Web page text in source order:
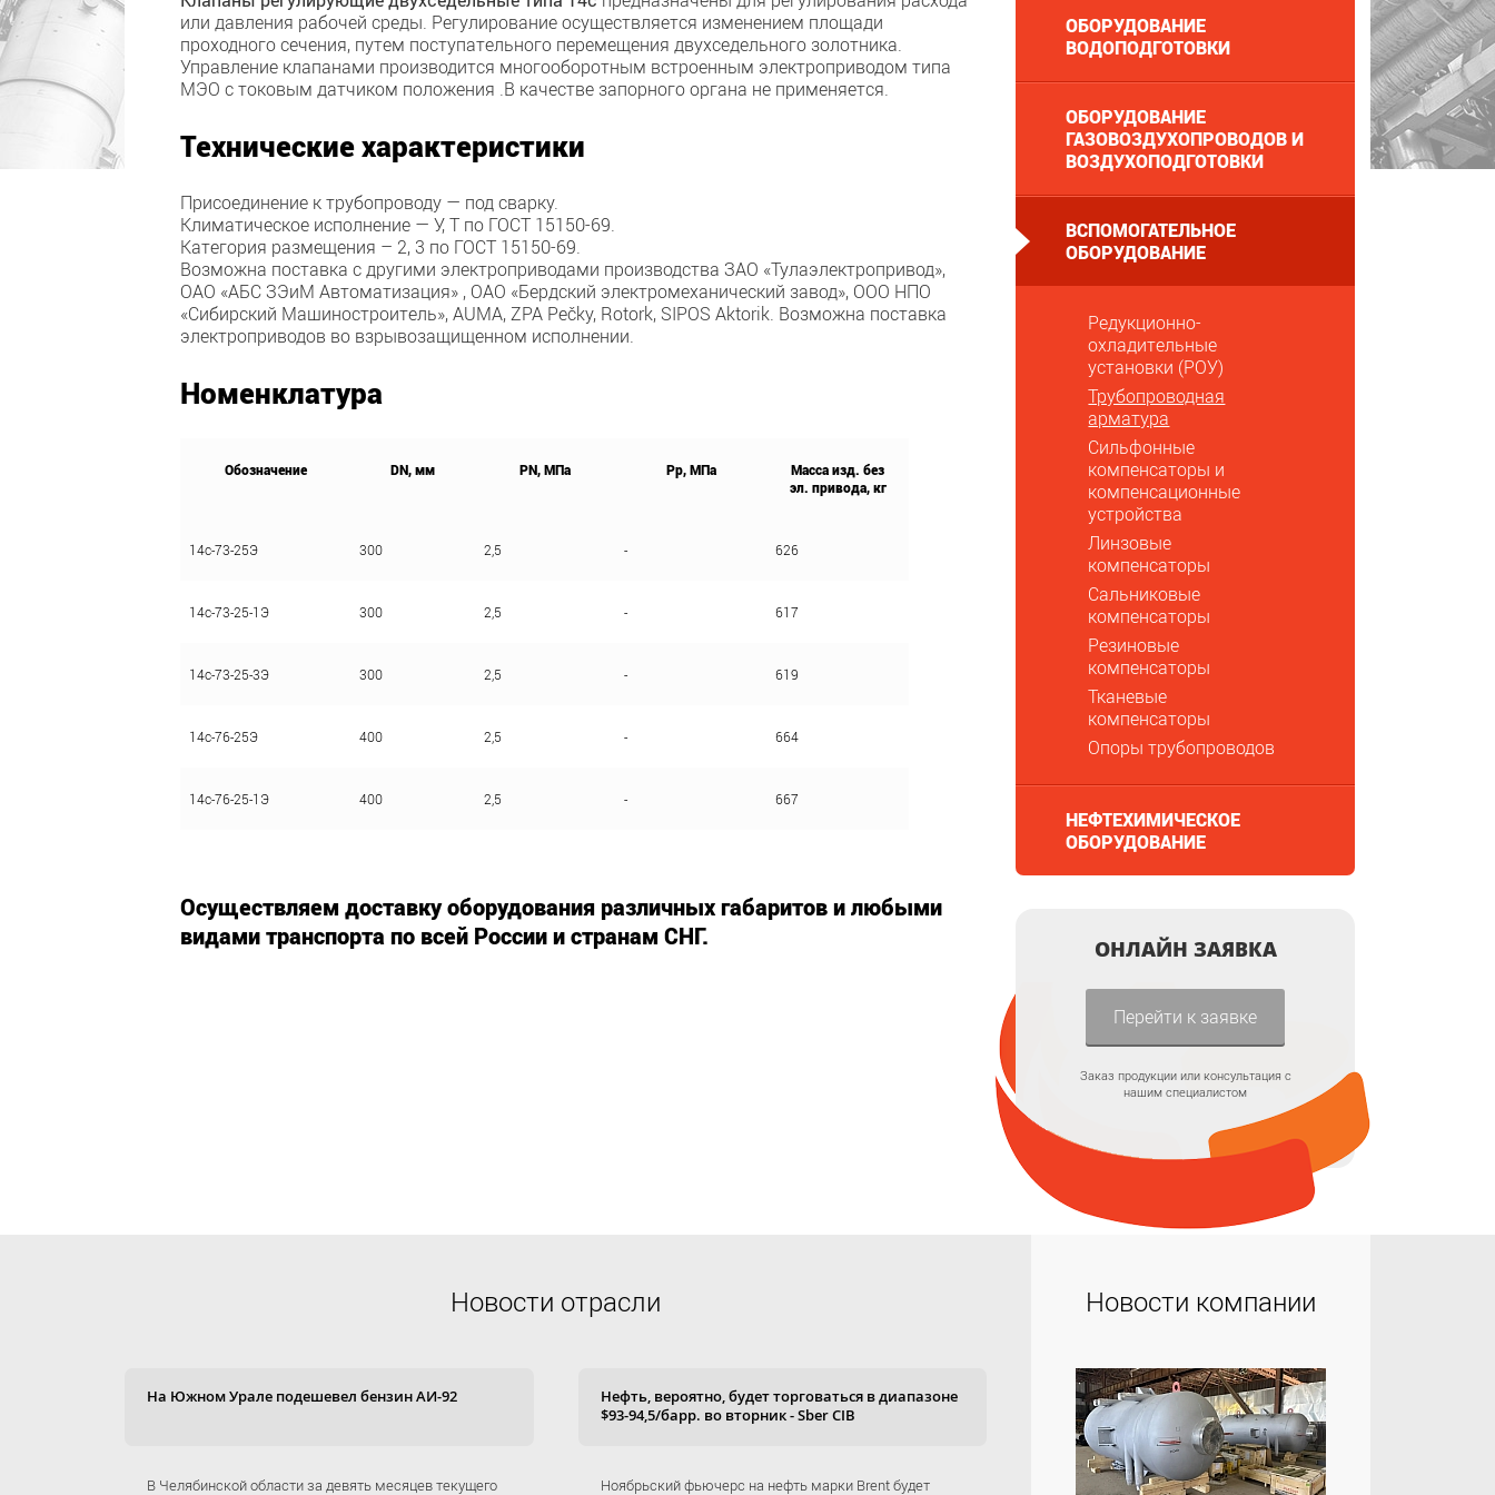
или давления рабочей среды. Регулирование осуществляется изменением площади
проходного сечения, путем поступательного перемещения двухседельного золотника.
Управление клапанами производится многооборотным встроенным электроприводом типа
МЭО с токовым датчиком положения .В качестве запорного органа не применяется.
Технические характеристики
Присоединение к трубопроводу — под сварку.
Климатическое исполнение — У, Т по ГОСТ 15150-69.
Категория размещения – 2, 3 по ГОСТ 15150-69.
Возможна поставка с другими электроприводами производства ЗАО «Тулаэлектропривод»,
ОАО «АБС ЗЭиМ Автоматизация» , ОАО «Бердский электромеханический завод», ООО НПО
«Сибирский Машиностроитель», AUMA, ZPA Pečky, Rotork, SIPOS Aktorik. Возможна поставка
электроприводов во взрывозащищенном исполнении.
Номенклатура
Обозначение DN, мм PN, МПа Рр, МПа
Масса изд. без
эл. привода, кг
14с-73-25Э 300 2,5 - 626
14с-73-25-1Э 300 2,5 - 617
14с-73-25-3Э 300 2,5 - 619
14с-76-25Э 400 2,5 - 664
14с-76-25-1Э 400 2,5 - 667
Осуществляем доставку оборудования различных габаритов и любыми
видами транспорта по всей России и странам СНГ.
ОБОРУДОВАНИЕ
ВОДОПОДГОТОВКИ
ОБОРУДОВАНИЕ
ГАЗОВОЗДУХОПРОВОДОВ И
ВОЗДУХОПОДГОТОВКИ
ВСПОМОГАТЕЛЬНОЕ
ОБОРУДОВАНИЕ
Редукционно-
охладительные
установки (РОУ)
Трубопроводная
арматура
Сильфонные
компенсаторы и
компенсационные
устройства
Линзовые
компенсаторы
Сальниковые
компенсаторы
Резиновые
компенсаторы
Тканевые
компенсаторы
Опоры трубопроводов
НЕФТЕХИМИЧЕСКОЕ
ОБОРУДОВАНИЕ
ОНЛАЙН ЗАЯВКА
Перейти к заявке
Заказ продукции или консультация с
нашим специалистом
Новости отрасли
На Южном Урале подешевел бензин АИ-92
В Челябинской области за девять месяцев текущего
Нефть, вероятно, будет торговаться в диапазоне
$93-94,5/барр. во вторник - Sber CIB
Ноябрьский фьючерс на нефть марки Brent будет
Новости компании